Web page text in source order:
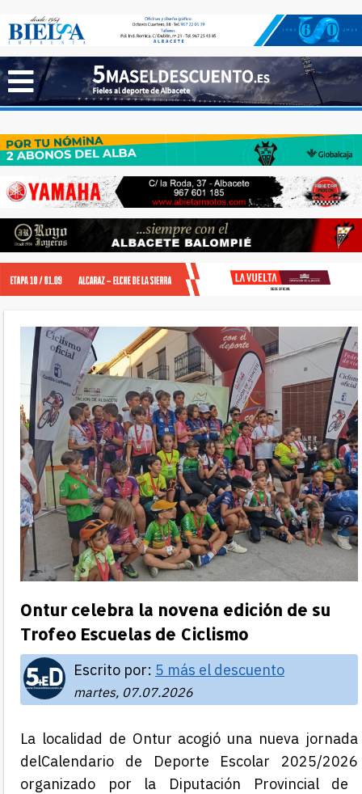
Ontur celebra la novena edición de su
Trofeo Escuelas de Ciclismo
Escrito por: 5 más el descuento
martes, 07.07.2026
La localidad de Ontur acogió una nueva jornada
delCalendario de Deporte Escolar 2025/2026
organizado por la Diputación Provincial de